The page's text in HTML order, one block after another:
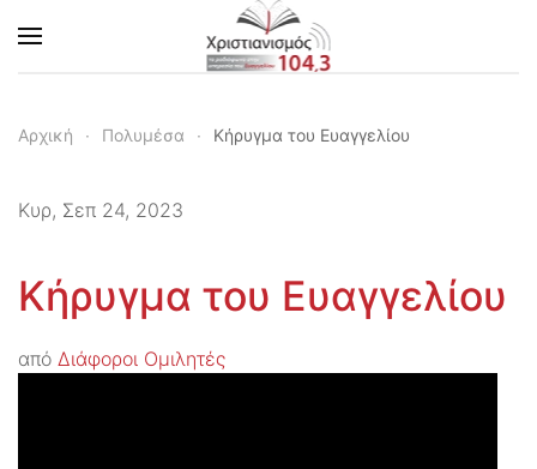
Skip to main content
Αρχική Πολυμέσα Κήρυγμα του Ευαγγελίου
Κυρ, Σεπ 24, 2023
Κήρυγμα του Ευαγγελίου
από Διάφοροι Ομιλητές